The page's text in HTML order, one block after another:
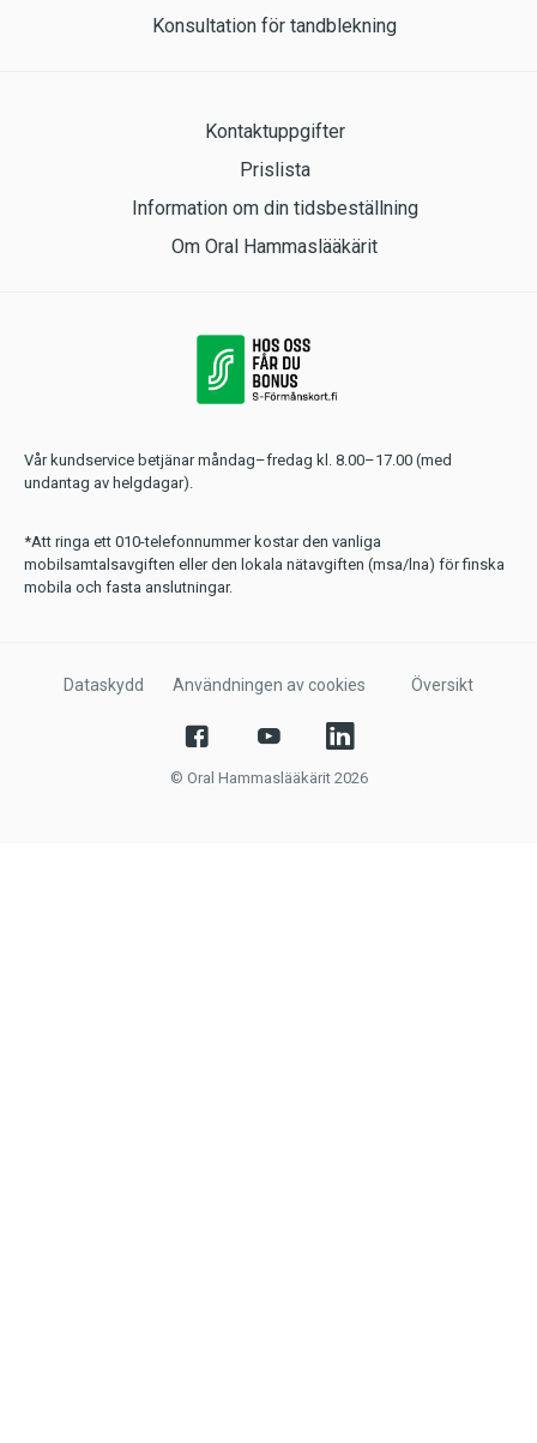
Konsultation för tandblekning
Kontaktuppgifter
Prislista
Information om din tidsbeställning
Om Oral Hammaslääkärit
Vår kundservice betjänar måndag–fredag kl. 8.00–17.00 (med
undantag av helgdagar).
*Att ringa ett 010-telefonnummer kostar den vanliga
mobilsamtalsavgiften eller den lokala nätavgiften (msa/lna) för finska
mobila och fasta anslutningar.
Dataskydd Användningen av cookies Översikt
© Oral Hammaslääkärit 2026